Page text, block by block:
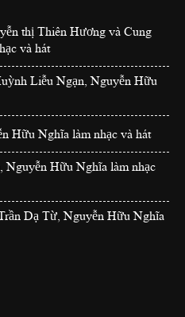
thị Thiên Hương và Cung
và hát
Liễu Ngạn, Nguyễn Hữu
Hữu Nghĩa làm nhạc và hát
Nguyễn Hữu Nghĩa làm nhạc
Dạ Từ, Nguyễn Hữu Nghĩa